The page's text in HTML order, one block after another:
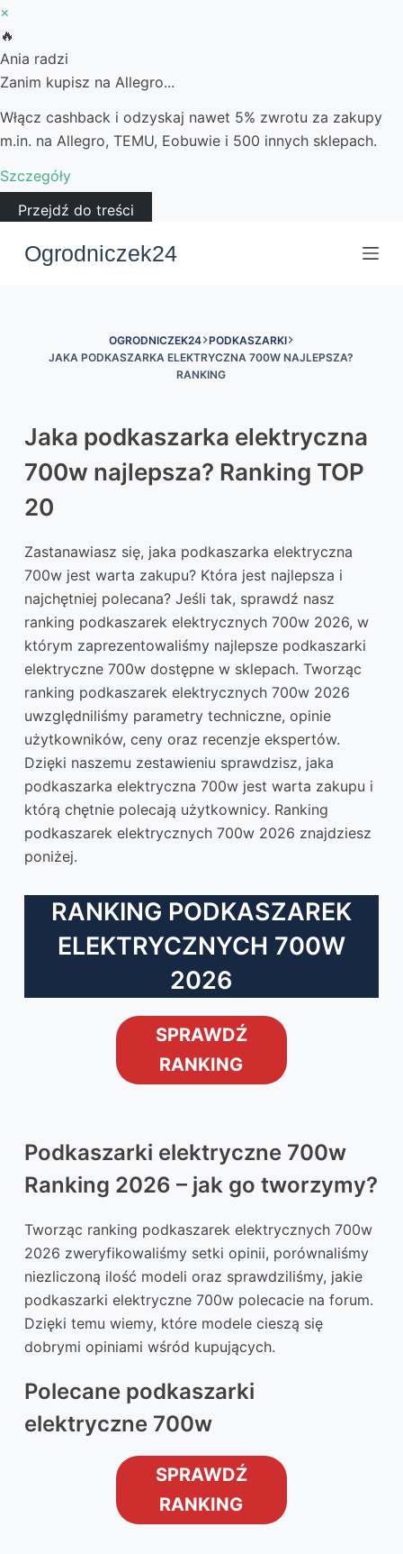
×
🔥
Ania radzi
Zanim kupisz na Allegro...
Włącz cashback i odzyskaj nawet 5% zwrotu za zakupy
m.in. na Allegro, TEMU, Eobuwie i 500 innych sklepach.
Szczegóły
Przejdź do treści
Ogrodniczek24
OGRODNICZEK24 PODKASZARKI
JAKA PODKASZARKA ELEKTRYCZNA 700W NAJLEPSZA?
RANKING
Jaka podkaszarka elektryczna
700w najlepsza? Ranking TOP
20
Zastanawiasz się, jaka podkaszarka elektryczna
700w jest warta zakupu? Która jest najlepsza i
najchętniej polecana? Jeśli tak, sprawdź nasz
ranking podkaszarek elektrycznych 700w 2026, w
którym zaprezentowaliśmy najlepsze podkaszarki
elektryczne 700w dostępne w sklepach. Tworząc
ranking podkaszarek elektrycznych 700w 2026
uwzględniliśmy parametry techniczne, opinie
użytkowników, ceny oraz recenzje ekspertów.
Dzięki naszemu zestawieniu sprawdzisz, jaka
podkaszarka elektryczna 700w jest warta zakupu i
którą chętnie polecają użytkownicy. Ranking
podkaszarek elektrycznych 700w 2026 znajdziesz
poniżej.
RANKING PODKASZAREK
ELEKTRYCZNYCH 700W
2026
SPRAWDŹ
RANKING
Podkaszarki elektryczne 700w
Ranking 2026 – jak go tworzymy?
Tworząc ranking podkaszarek elektrycznych 700w
2026 zweryfikowaliśmy setki opinii, porównaliśmy
niezliczoną ilość modeli oraz sprawdziliśmy, jakie
podkaszarki elektryczne 700w polecacie na forum.
Dzięki temu wiemy, które modele cieszą się
dobrymi opiniami wśród kupujących.
Polecane podkaszarki
elektryczne 700w
SPRAWDŹ
RANKING